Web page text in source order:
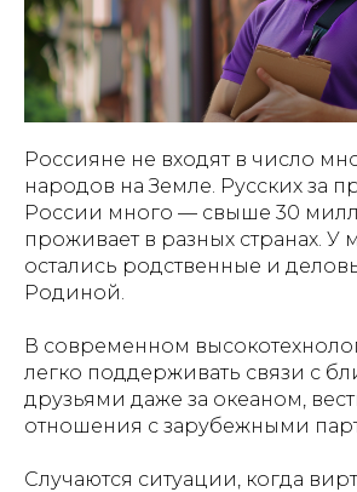
Россияне не входят в число
народов на Земле. Русских за
России много — свыше 30
проживает в разных странах. У
остались родственные и
Родиной.
В современном
легко поддерживать связи с
друзьями даже за океаном,
отношения с зарубежными
Случаются ситуации, когда